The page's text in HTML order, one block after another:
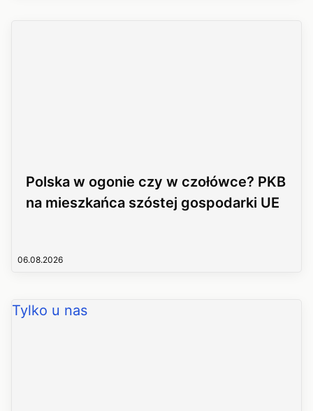
Polska w ogonie czy w czołówce? PKB
na mieszkańca szóstej gospodarki UE
06.08.2026
Tylko u nas